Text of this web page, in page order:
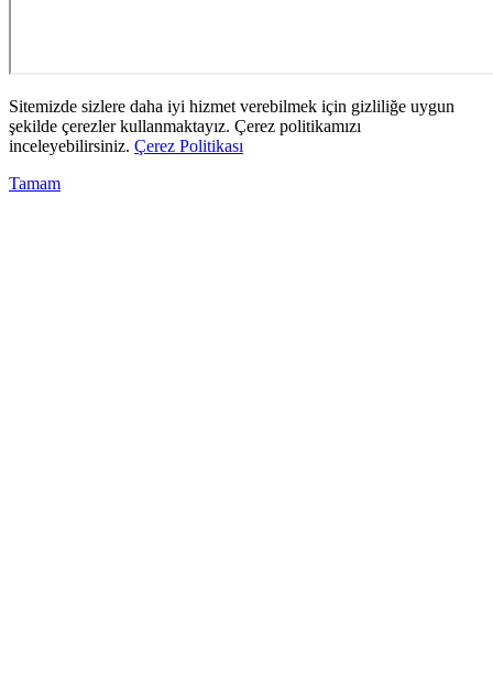
Sitemizde sizlere daha iyi hizmet verebilmek için gizliliğe uygun
şekilde çerezler kullanmaktayız. Çerez politikamızı
inceleyebilirsiniz. Çerez Politikası
Tamam